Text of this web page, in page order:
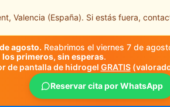
Valencia (España). Si estás fuera,
agosto. Reabrimos el viernes 7 de
los primeros, sin esperas.
de pantalla de hidrogel GRATIS
Reservar cita por WhatsApp